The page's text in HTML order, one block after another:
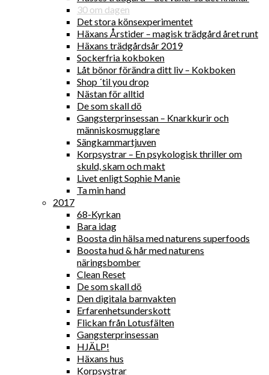
30 om dagen
Det stora könsexperimentet
Häxans Årstider – magisk trädgård året runt
Häxans trädgårdsår 2019
Sockerfria kokboken
Låt bönor förändra ditt liv – Kokboken
Shop ´til you drop
Nästan för alltid
De som skall dö
Gangsterprinsessan – Knarkkurir och
människosmugglare
Sängkammartjuven
Korpsystrar – En psykologisk thriller om
skuld, skam och makt
Livet enligt Sophie Manie
Ta min hand
2017
68-Kyrkan
Bara idag
Boosta din hälsa med naturens superfoods
Boosta hud & hår med naturens
näringsbomber
Clean Reset
De som skall dö
Den digitala barnvakten
Erfarenhetsunderskott
Flickan från Lotusfälten
Gangsterprinsessan
HJÄLP!
Häxans hus
Korpsystrar